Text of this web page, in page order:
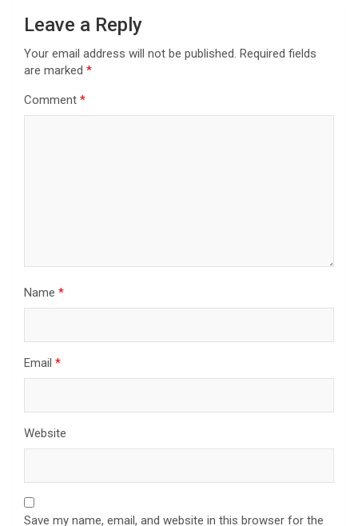
Leave a Reply
Your email address will not be published. Required fields
are marked *
Comment *
Name *
Email *
Website
Save my name, email, and website in this browser for the